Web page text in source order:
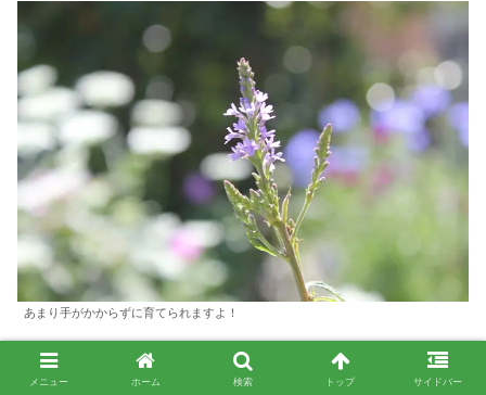
あまり手がかからずに育てられますよ！
かわいいお花がたくさん咲くのが、楽しみだ
メニュー ホーム 検索 トップ サイドバー